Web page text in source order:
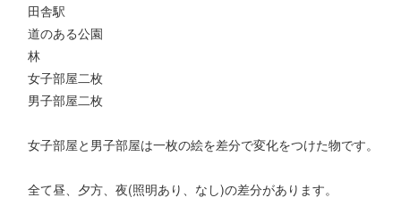
田舎駅
道のある公園
林
女子部屋二枚
男子部屋二枚
女子部屋と男子部屋は一枚の絵を差分で変化をつけた物です。
全て昼、夕方、夜(照明あり、なし)の差分があります。